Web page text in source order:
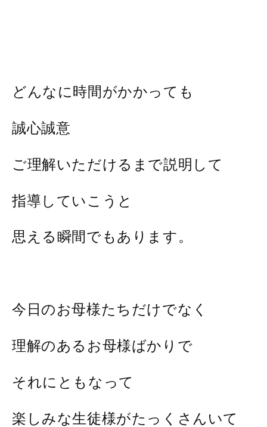
どんなに時間がかかっても
誠心誠意
ご理解いただけるまで説明して
指導していこうと
思える瞬間でもあります。
今日のお母様たちだけでなく
理解のあるお母様ばかりで
それにともなって
楽しみな生徒様がたっくさんいて